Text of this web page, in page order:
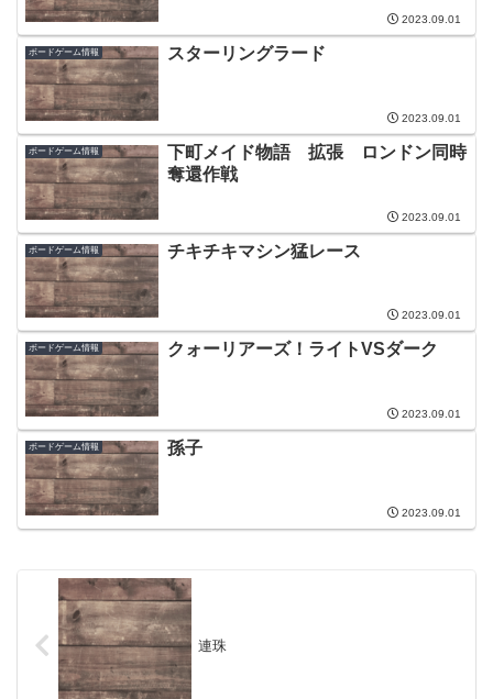
2023.09.01
ボードゲーム情報 スターリングラード
2023.09.01
ボードゲーム情報
下町メイド物語 拡張 ロンドン同時
奪還作戦
2023.09.01
ボードゲーム情報 チキチキマシン猛レース
2023.09.01
ボードゲーム情報 クォーリアーズ！ライトVSダーク
2023.09.01
ボードゲーム情報 孫子
2023.09.01
連珠